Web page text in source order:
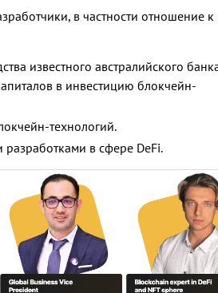
в частности отношение к
известного австралийского
в инвестицию блокчейн-
технологий.
в сфере DeFi.